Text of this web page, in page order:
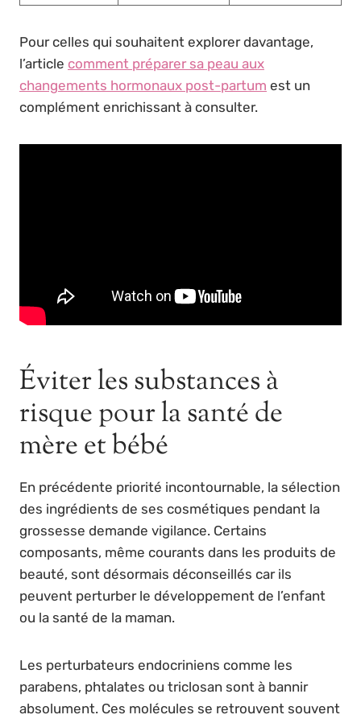
Pour celles qui souhaitent explorer davantage,
l’article comment préparer sa peau aux
changements hormonaux post-partum est un
complément enrichissant à consulter.
Éviter les substances à
risque pour la santé de
mère et bébé
En précédente priorité incontournable, la sélection
des ingrédients de ses cosmétiques pendant la
grossesse demande vigilance. Certains
composants, même courants dans les produits de
beauté, sont désormais déconseillés car ils
peuvent perturber le développement de l’enfant
ou la santé de la maman.
Les perturbateurs endocriniens comme les
parabens, phtalates ou triclosan sont à bannir
absolument. Ces molécules se retrouvent souvent